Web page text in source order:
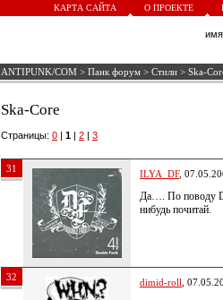
КАРТА САЙТА О ПРОЕКТЕ
ANTIPUNK/COM > Панк форум > Стили > Ska-
Ska-Core
Страницы: 0 | 1 | 2 | 3
31 ILYA_DF,
Да…. По поводу
нибудь почитай.
32 dimid-roll ,